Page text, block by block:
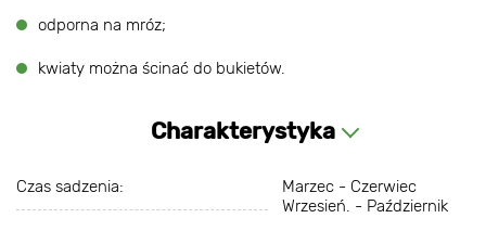
odporna na mróz;
kwiaty można ścinać do bukietów.
Charakterystyka
Czas sadzenia:
Marzec - Czerwiec
Wrzesień. - Październik